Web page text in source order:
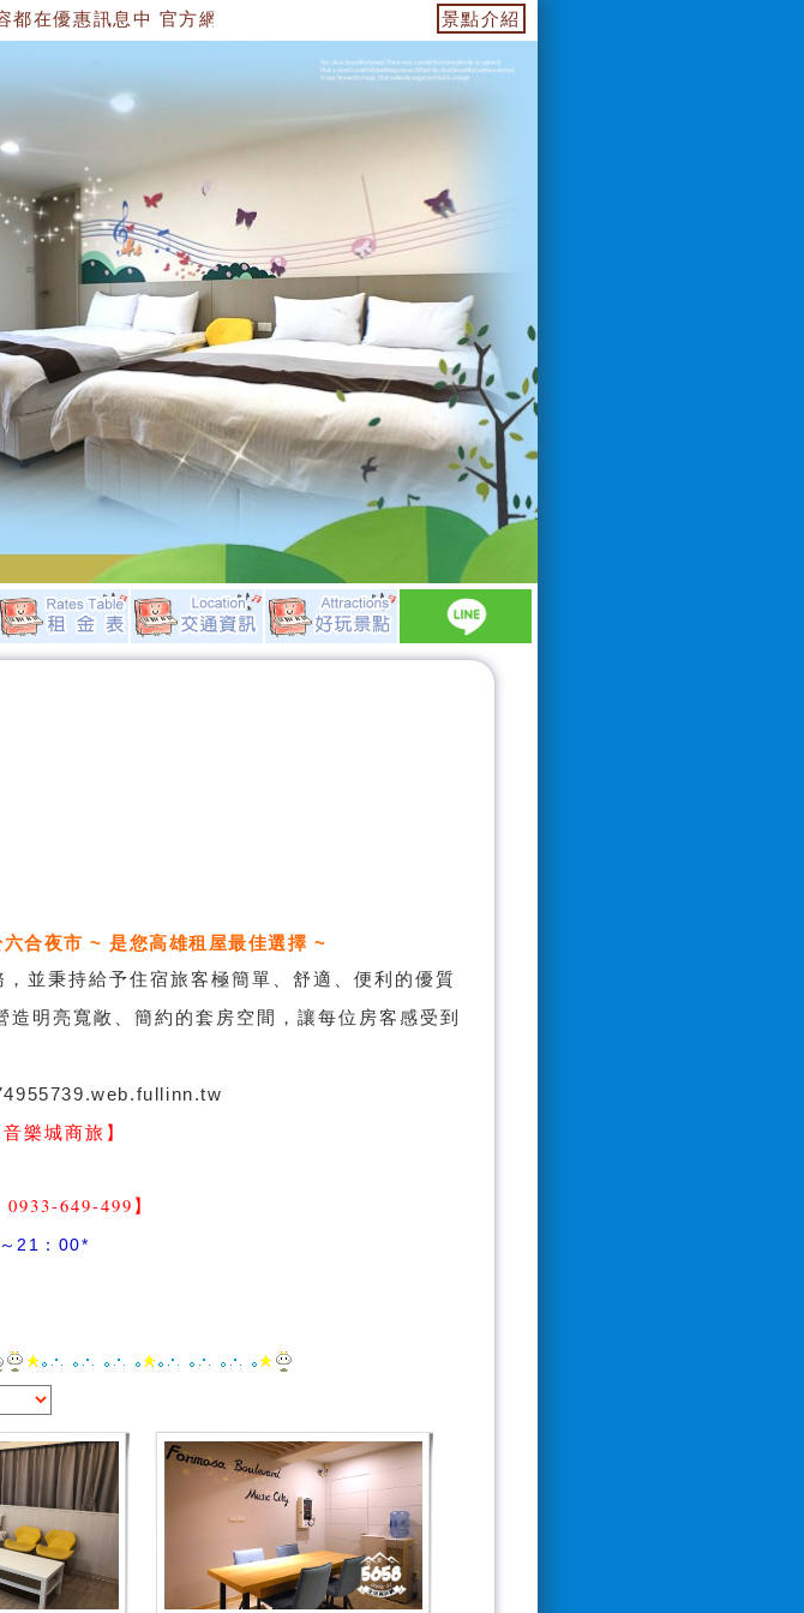
在優惠訊息中 官方網站：https://153474955739.web.fullinn.tw 訂房電話：
景點介紹
合夜市 ~ 是您高雄租屋最佳選擇 ~
並秉持給予住宿旅客極簡單、舒適、便利的優質
明亮寬敞、簡約的套房空間，讓每位房客感受到
樂城商旅 】
649-499 】
00*